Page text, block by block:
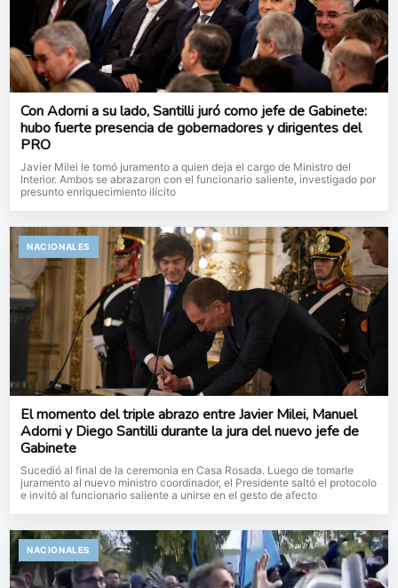
Con Adorni a su lado, Santilli juró como jefe de Gabinete:
hubo fuerte presencia de gobernadores y dirigentes del
PRO
Javier Milei le tomó juramento a quien deja el cargo de Ministro del
Interior. Ambos se abrazaron con el funcionario saliente, investigado por
presunto enriquecimiento ilícito
NACIONALES
El momento del triple abrazo entre Javier Milei, Manuel
Adorni y Diego Santilli durante la jura del nuevo jefe de
Gabinete
Sucedió al final de la ceremonia en Casa Rosada. Luego de tomarle
juramento al nuevo ministro coordinador, el Presidente saltó el protocolo
e invitó al funcionario saliente a unirse en el gesto de afecto
NACIONALES